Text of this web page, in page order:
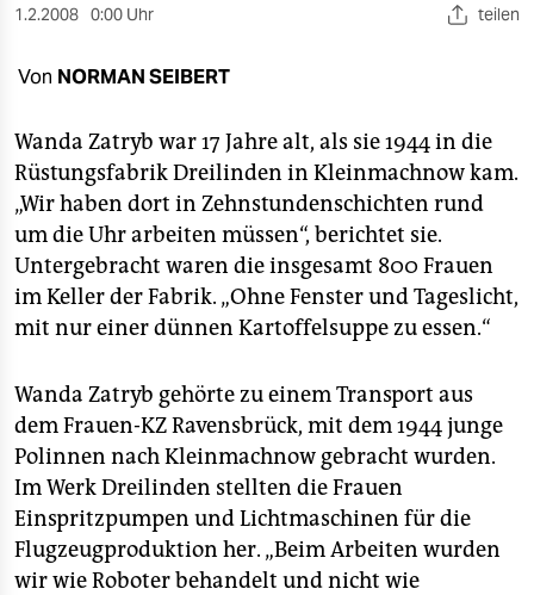
kultur
sport
nord
wahrheit
verlag
verlag
shop
fragen & hilfe
unterstützen
abo
1.2.2008 0:00 Uhr teilen
Von NORMAN SEIBERT
Wanda Zatryb war 17 Jahre alt, als sie 1944 in die
Rüstungsfabrik Dreilinden in Kleinmachnow kam.
„Wir haben dort in Zehnstundenschichten rund
um die Uhr arbeiten müssen“, berichtet sie.
Untergebracht waren die insgesamt 800 Frauen
im Keller der Fabrik. „Ohne Fenster und Tageslicht,
mit nur einer dünnen Kartoffelsuppe zu essen.“
Wanda Zatryb gehörte zu einem Transport aus
dem Frauen-KZ Ravensbrück, mit dem 1944 junge
Polinnen nach Kleinmachnow gebracht wurden.
Im Werk Dreilinden stellten die Frauen
Einspritzpumpen und Lichtmaschinen für die
Flugzeugproduktion her. „Beim Arbeiten wurden
wir wie Roboter behandelt und nicht wie